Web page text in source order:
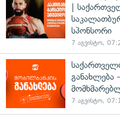
|
სპონსორი
7 აგვისტო,
7 აგვისტო,